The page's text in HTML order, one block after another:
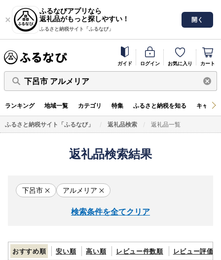
ふるなびアプリなら
返礼品がもっと探しやすい！
ふるさと納税サイト「ふるなび」
開く
ガイド ログイン お気に入り カート
下呂市 アルメリア
ランキング 地域一覧 カテゴリ 特集 ふるさと納税を知る キャン
ふるさと納税サイト「ふるなび」 返礼品検索 返礼品一覧
返礼品検索結果
下呂市 アルメリア
検索条件を全てクリア
おすすめ順 安い順 高い順 レビュー件数順 レビュー評価順